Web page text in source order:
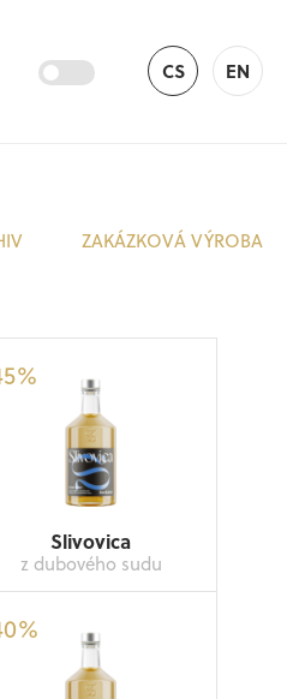
CS EN
ZAKÁZKOVÁ VÝROBA
Slivovica
z dubového sudu
%
%